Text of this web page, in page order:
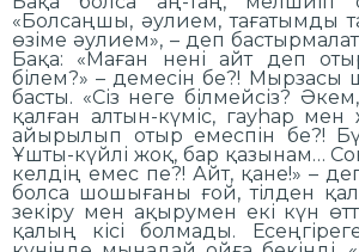
«Болсаңшы, әулием, тағатымды
өзіме әулием», – деп
Бақа: «Маған нені айт деп
білем?» – демесін бе?! Мырзасы
басты. «Сіз неге білмейсіз?
қалған алтын-күміс, гауһар мен
айырылып отыр емеспін бе?!
Ұшты-күйлі жоқ, бар қазынам…
келдің емес пе?! Айт, қане!» –
болса шошығаны ғой, тілден
зекіру мен ақырумен екі күн
қалың кісі болмады.